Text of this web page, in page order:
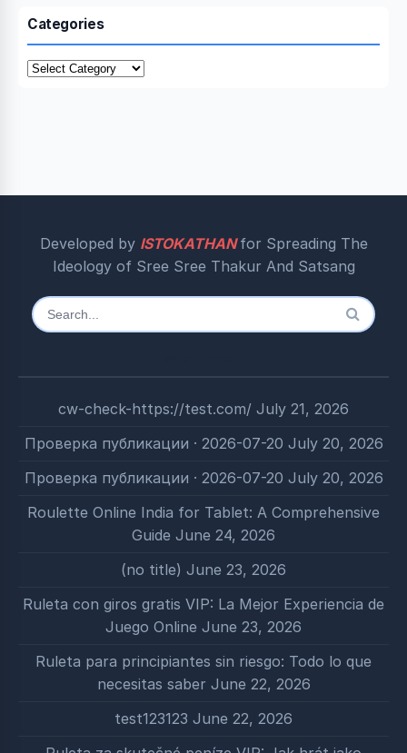
Categories
Categories
Developed by ISTOKATHAN for Spreading The
Ideology of Sree Sree Thakur And Satsang
Search
cw-check-https://test.com/ July 21, 2026
Проверка публикации · 2026-07-20 July 20, 2026
Проверка публикации · 2026-07-20 July 20, 2026
Roulette Online India for Tablet: A Comprehensive
Guide June 24, 2026
(no title) June 23, 2026
Ruleta con giros gratis VIP: La Mejor Experiencia de
Juego Online June 23, 2026
Ruleta para principiantes sin riesgo: Todo lo que
necesitas saber June 22, 2026
test123123 June 22, 2026